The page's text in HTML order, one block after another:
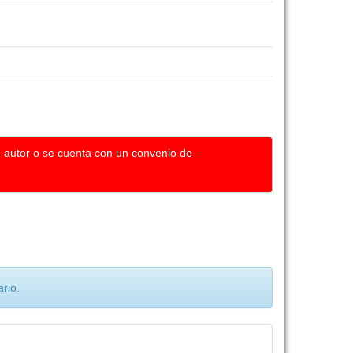
o se cuenta con un convenio de